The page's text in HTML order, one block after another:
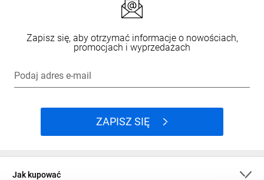
Zapisz się, aby otrzymać informacje o nowościach,
promocjach i wyprzedażach
Podaj adres e-mail
ZAPISZ SIĘ
Jak kupować